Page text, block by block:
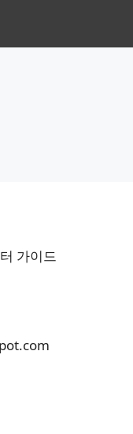
가이드